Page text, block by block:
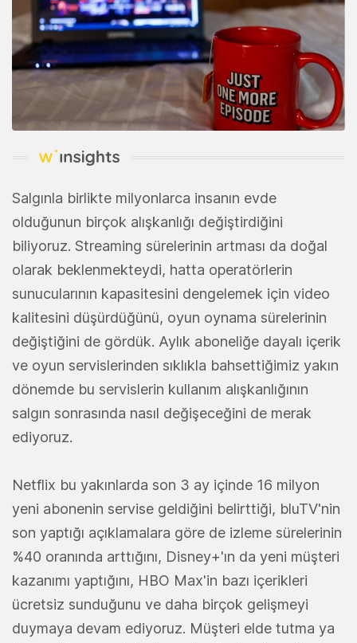
Salgınla birlikte milyonlarca insanın evde
olduğunun birçok alışkanlığı değiştirdiğini
biliyoruz. Streaming sürelerinin artması da doğal
olarak beklenmekteydi, hatta operatörlerin
sunucularının kapasitesini dengelemek için video
kalitesini düşürdüğünü, oyun oynama sürelerinin
değiştiğini de gördük. Aylık aboneliğe dayalı içerik
ve oyun servislerinden sıklıkla bahsettiğimiz yakın
dönemde bu servislerin kullanım alışkanlığının
salgın sonrasında nasıl değişeceğini de merak
ediyoruz.
Netflix bu yakınlarda son 3 ay içinde 16 milyon
yeni abonenin servise geldiğini belirttiği, bluTV'nin
son yaptığı açıklamalara göre de izleme sürelerinin
%40 oranında arttığını, Disney+'ın da yeni müşteri
kazanımı yaptığını, HBO Max'in bazı içerikleri
ücretsiz sunduğunu ve daha birçok gelişmeyi
duymaya devam ediyoruz. Müşteri elde tutma ya